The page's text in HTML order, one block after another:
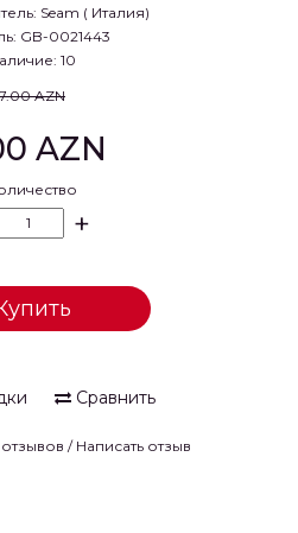
Seam ( Италия)
GB-0021443
10
7.00 AZN
AZN
+
Сравнить
/ Написать отзыв